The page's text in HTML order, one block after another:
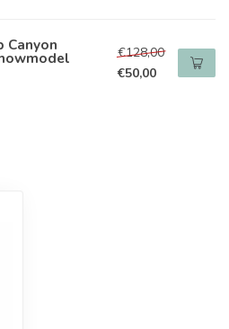
Canyon
€128,00
€50,00